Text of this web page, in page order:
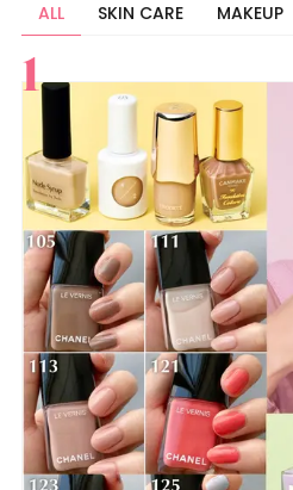
ALL SKIN CARE MAKEUP
すべて
スキンケア
メイク
ボディケア
美活
ヘア
ライフスタイル
ビューティーズ